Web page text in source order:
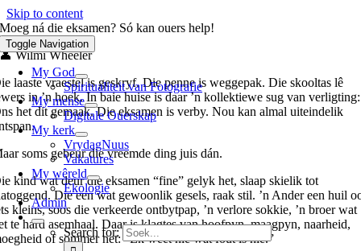
Skip to content
Toggle Navigation
My God
Spiritualiteit van Fotografie
My mense
Digitale Ouerskap
My kerk
VrydagNuus
Vakatures
My wêreld
Ekologie
Admin
Search for:
Moeg ná die eksamen? Só kan ouers help!
👤 Wilmi Wheeler
laaste vraestel is geskryf. Die penne is weggepak. Die skooltas lê
in ’n hoek. In baie huise is daar ’n kollektiewe sug van verligting:
het dit gemaak. Die eksamen is verby. Nou kan almal uiteindelik
soms gebeur die vreemde ding juis dán.
kind wat deur die eksamen “fine” gelyk het, slaap skielik tot
Die een wat gewoonlik gesels, raak stil. ’n Ander een huil
kleins, soos die verkeerde ontbytpap, ’n verlore sokkie, ’n broer wat
te hard asemhaal. Daar is klagtes van hoofpyn, maagpyn, naarheid,
of sommer net: “Ek weet nie wat fout is nie.”